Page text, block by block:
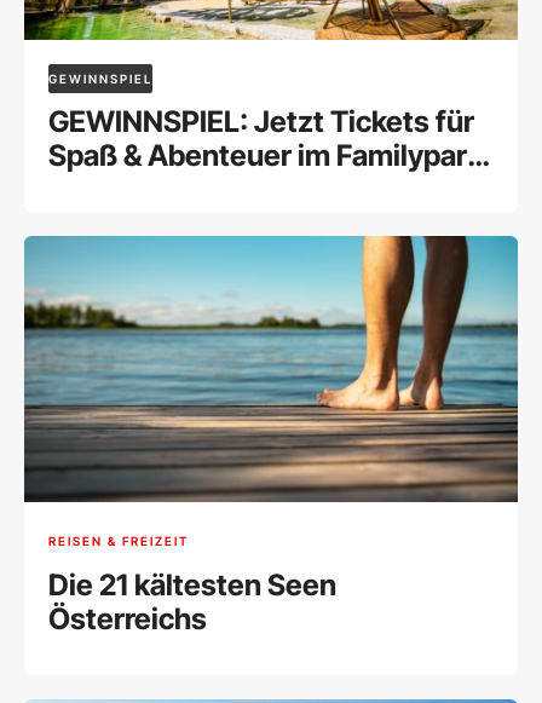
GEWINNSPIEL
GEWINNSPIEL: Jetzt Tickets für
Spaß & Abenteuer im Familypark
REISEN & FREIZEIT
Die 21 kältesten Seen
Österreichs